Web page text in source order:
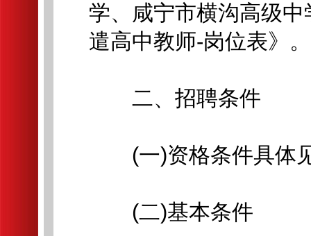
学、咸宁市横沟高级
遣高中教师-岗位表》。
二、招聘条件
(一)资格条件具体
(二)基本条件